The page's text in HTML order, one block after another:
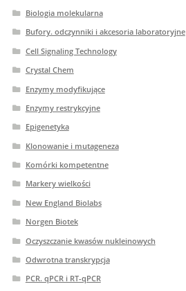
Biologia molekularna
Bufory. odczynniki i akcesoria laboratoryjne
Cell Signaling Technology
Crystal Chem
Enzymy modyfikujące
Enzymy restrykcyjne
Epigenetyka
Klonowanie i mutageneza
Komórki kompetentne
Markery wielkości
New England Biolabs
Norgen Biotek
Oczyszczanie kwasów nukleinowych
Odwrotna transkrypcja
PCR. qPCR i RT-qPCR